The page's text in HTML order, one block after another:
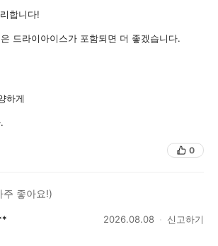
합니다!
드라이아이스가 포함되면 더 좋겠습니다.
하게
0
주 좋아요!)
2026.08.08 신고하기